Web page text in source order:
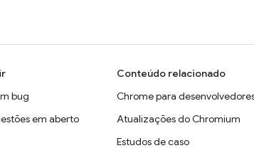
bug
em aberto
Conteúdo relacionado
Chrome para
Atualizações do Chromium
Estudos de caso